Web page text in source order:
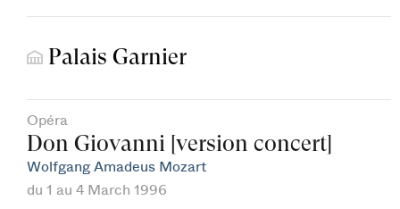
Palais Garnier
Opéra
Don Giovanni [version concert]
Wolfgang Amadeus Mozart
du 1 au 4 March 1996